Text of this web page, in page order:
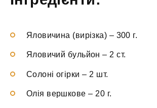
Яловичина (вирізка) – 300 г.
Яловичий бульйон –2 ст.
Солоні огірки – 2 шт.
Олія вершкове – 20 г.